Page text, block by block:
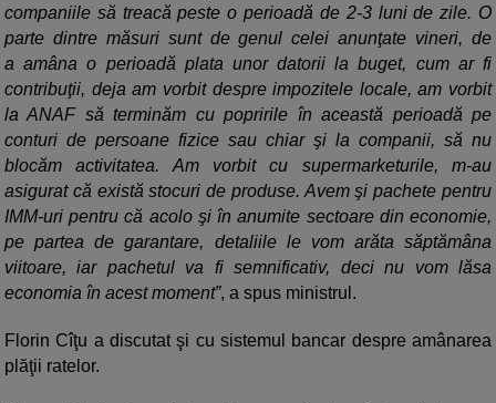
companiile să treacă peste o perioadă de 2-3 luni de zile. O
parte dintre măsuri sunt de genul celei anunţate vineri, de
a amâna o perioadă plata unor datorii la buget, cum ar fi
contribuţii, deja am vorbit despre impozitele locale, am vorbit
la ANAF să terminăm cu popririle în această perioadă pe
conturi de persoane fizice sau chiar şi la companii, să nu
blocăm activitatea. Am vorbit cu supermarketurile, m-au
asigurat că există stocuri de produse. Avem şi pachete pentru
IMM-uri pentru că acolo şi în anumite sectoare din economie,
pe partea de garantare, detaliile le vom arăta săptămâna
viitoare, iar pachetul va fi semnificativ, deci nu vom lăsa
economia în acest moment”, a spus ministrul.
Florin Cîţu a discutat şi cu sistemul bancar despre amânarea
plăţii ratelor.